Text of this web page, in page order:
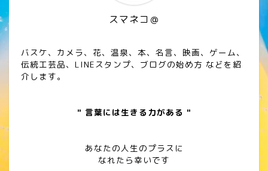
スマネコ＠
バスケ、カメラ、花、温泉、本、名言、映画、ゲーム、
伝統工芸品、LINEスタンプ、ブログの始め方 などを紹
介します。
" 言葉には生きる力がある "
あなたの人生のプラスに
なれたら幸いです